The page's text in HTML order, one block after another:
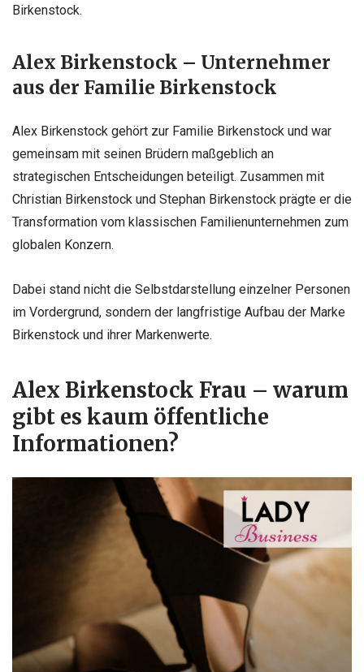
Birkenstock.
Alex Birkenstock – Unternehmer
aus der Familie Birkenstock
Alex Birkenstock gehört zur Familie Birkenstock und war
gemeinsam mit seinen Brüdern maßgeblich an
strategischen Entscheidungen beteiligt. Zusammen mit
Christian Birkenstock und Stephan Birkenstock prägte er die
Transformation vom klassischen Familienunternehmen zum
globalen Konzern.
Dabei stand nicht die Selbstdarstellung einzelner Personen
im Vordergrund, sondern der langfristige Aufbau der Marke
Birkenstock und ihrer Markenwerte.
Alex Birkenstock Frau – warum
gibt es kaum öffentliche
Informationen?